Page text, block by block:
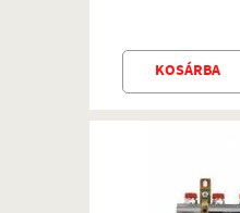
KOSÁRBA